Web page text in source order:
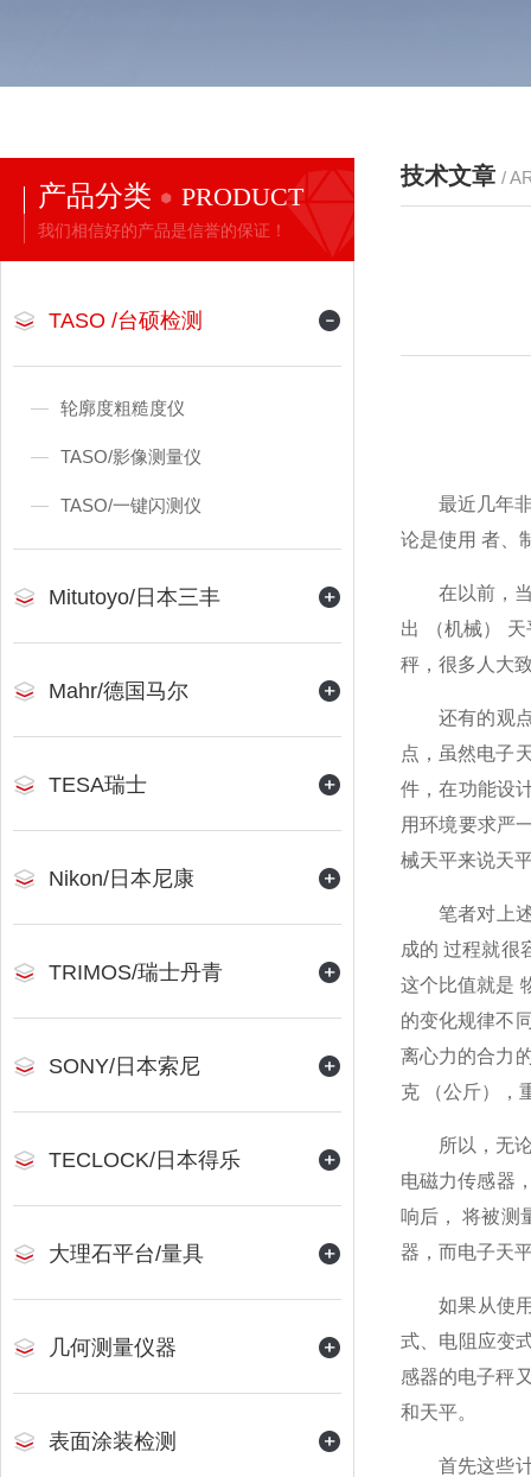
产品分类 PRODUCT
我们相信好的产品是信誉的保证！
TASO /台硕检测
轮廓度粗糙度仪
TASO/影像测量仪
TASO/一键闪测仪
Mitutoyo/日本三丰
Mahr/德国马尔
TESA瑞士
Nikon/日本尼康
TRIMOS/瑞士丹青
SONY/日本索尼
TECLOCK/日本得乐
大理石平台/量具
几何测量仪器
表面涂装检测
技术文章 /
最近几年
论是使用 者、
在以前，
出 （机械）
秤，很多人大
还有的观
点，虽然电子
件，在功能设
用环境要求严
械天平来说天
笔者对上
成的 过程就很
这个比值就是
的变化规律不
离心力的合力
克 （公斤），
所以，无
电磁力传感器
响后， 将被测
器，而电子天
如果从使
式、电阻应变
感器的电子秤
和天平。
首先这些